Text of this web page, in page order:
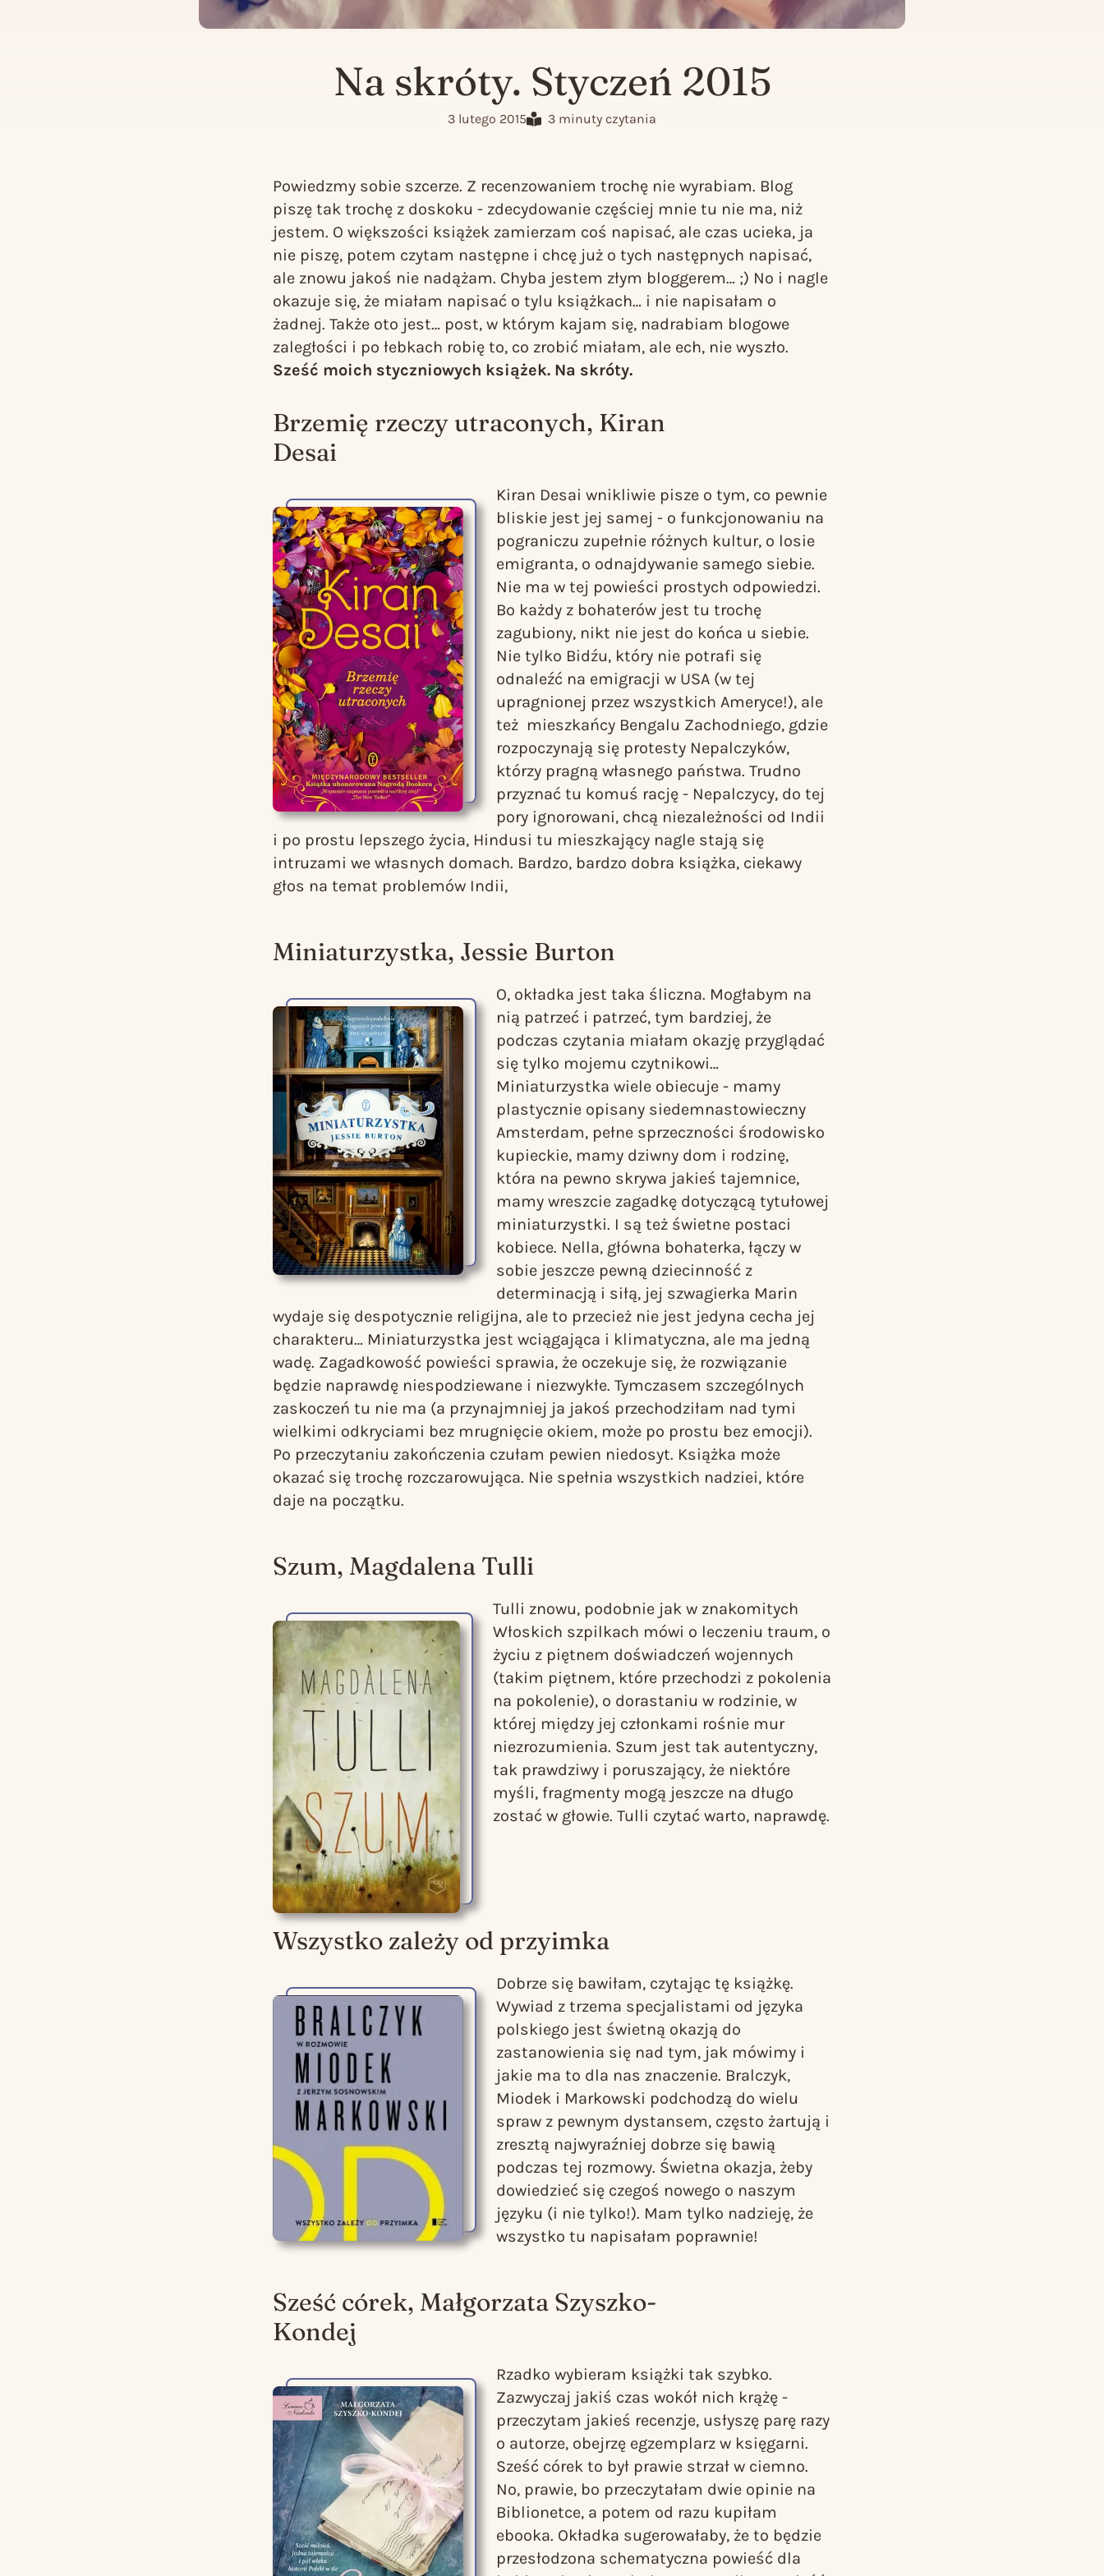
Na skróty. Styczeń 2015
3 lutego 2015 3 minuty czytania
Powiedzmy sobie szcerze. Z recenzowaniem trochę nie wyrabiam. Blog
piszę tak trochę z doskoku - zdecydowanie częściej mnie tu nie ma, niż
jestem. O większości książek zamierzam coś napisać, ale czas ucieka, ja
nie piszę, potem czytam następne i chcę już o tych następnych napisać,
ale znowu jakoś nie nadążam. Chyba jestem złym bloggerem… ;) No i nagle
okazuje się, że miałam napisać o tylu książkach… i nie napisałam o
żadnej. Także oto jest… post, w którym kajam się, nadrabiam blogowe
zaległości i po łebkach robię to, co zrobić miałam, ale ech, nie wyszło.
Sześć moich styczniowych książek. Na skróty.
Brzemię rzeczy utraconych, Kiran
Desai
Kiran Desai wnikliwie pisze o tym, co pewnie
bliskie jest jej samej - o funkcjonowaniu na
pograniczu zupełnie różnych kultur, o losie
emigranta, o odnajdywanie samego siebie.
Nie ma w tej powieści prostych odpowiedzi.
Bo każdy z bohaterów jest tu trochę
zagubiony, nikt nie jest do końca u siebie.
Nie tylko Bidźu, który nie potrafi się
odnaleźć na emigracji w USA (w tej
upragnionej przez wszystkich Ameryce!), ale
też mieszkańcy Bengalu Zachodniego, gdzie
rozpoczynają się protesty Nepalczyków,
którzy pragną własnego państwa. Trudno
przyznać tu komuś rację - Nepalczycy, do tej
pory ignorowani, chcą niezależności od Indii
i po prostu lepszego życia, Hindusi tu mieszkający nagle stają się
intruzami we własnych domach. Bardzo, bardzo dobra książka, ciekawy
głos na temat problemów Indii,
Miniaturzystka, Jessie Burton
O, okładka jest taka śliczna. Mogłabym na
nią patrzeć i patrzeć, tym bardziej, że
podczas czytania miałam okazję przyglądać
się tylko mojemu czytnikowi…
Miniaturzystka wiele obiecuje - mamy
plastycznie opisany siedemnastowieczny
Amsterdam, pełne sprzeczności środowisko
kupieckie, mamy dziwny dom i rodzinę,
która na pewno skrywa jakieś tajemnice,
mamy wreszcie zagadkę dotyczącą tytułowej
miniaturzystki. I są też świetne postaci
kobiece. Nella, główna bohaterka, łączy w
sobie jeszcze pewną dziecinność z
determinacją i siłą, jej szwagierka Marin
wydaje się despotycznie religijna, ale to przecież nie jest jedyna cecha jej
charakteru… Miniaturzystka jest wciągająca i klimatyczna, ale ma jedną
wadę. Zagadkowość powieści sprawia, że oczekuje się, że rozwiązanie
będzie naprawdę niespodziewane i niezwykłe. Tymczasem szczególnych
zaskoczeń tu nie ma (a przynajmniej ja jakoś przechodziłam nad tymi
wielkimi odkryciami bez mrugnięcie okiem, może po prostu bez emocji).
Po przeczytaniu zakończenia czułam pewien niedosyt. Książka może
okazać się trochę rozczarowująca. Nie spełnia wszystkich nadziei, które
daje na początku.
Szum, Magdalena Tulli
Tulli znowu, podobnie jak w znakomitych
Włoskich szpilkach mówi o leczeniu traum, o
życiu z piętnem doświadczeń wojennych
(takim piętnem, które przechodzi z pokolenia
na pokolenie), o dorastaniu w rodzinie, w
której między jej członkami rośnie mur
niezrozumienia. Szum jest tak autentyczny,
tak prawdziwy i poruszający, że niektóre
myśli, fragmenty mogą jeszcze na długo
zostać w głowie. Tulli czytać warto, naprawdę.
Wszystko zależy od przyimka
Dobrze się bawiłam, czytając tę książkę.
Wywiad z trzema specjalistami od języka
polskiego jest świetną okazją do
zastanowienia się nad tym, jak mówimy i
jakie ma to dla nas znaczenie. Bralczyk,
Miodek i Markowski podchodzą do wielu
spraw z pewnym dystansem, często żartują i
zresztą najwyraźniej dobrze się bawią
podczas tej rozmowy. Świetna okazja, żeby
dowiedzieć się czegoś nowego o naszym
języku (i nie tylko!). Mam tylko nadzieję, że
wszystko tu napisałam poprawnie!
Sześć córek, Małgorzata Szyszko-
Kondej
Rzadko wybieram książki tak szybko.
Zazwyczaj jakiś czas wokół nich krążę -
przeczytam jakieś recenzje, usłyszę parę razy
o autorze, obejrzę egzemplarz w księgarni.
Sześć córek to był prawie strzał w ciemno.
No, prawie, bo przeczytałam dwie opinie na
Biblionetce, a potem od razu kupiłam
ebooka. Okładka sugerowałaby, że to będzie
przesłodzona schematyczna powieść dla